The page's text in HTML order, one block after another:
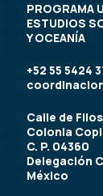
PROGRAMA
ESTUDIOS
Y OCEANÍA
+52 55 5424
Calle de
Colonia
C. P. 04360
Delegación
México